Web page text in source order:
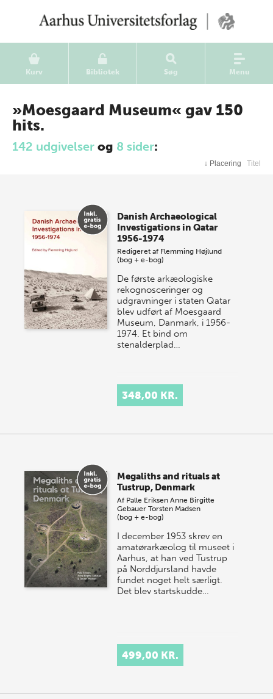
Kurv Bibliotek Søg Menu
»Moesgaard Museum« gav 150
hits.
142 udgivelser og 8 sider:
↓ Placering Titel
Danish Archaeological
Investigations in Qatar
1956-1974
Redigeret af Flemming Højlund
(bog + e-bog)
De første arkæologiske
rekognosceringer og
udgravninger i staten Qatar
blev udført af Moesgaard
Museum, Danmark, i 1956-
1974. Et bind om
stenalderplad…
348,00 KR.
Megaliths and rituals at
Tustrup, Denmark
Af Palle Eriksen Anne Birgitte
Gebauer Torsten Madsen
(bog + e-bog)
I december 1953 skrev en
amatørarkæolog til museet i
Aarhus, at han ved Tustrup
på Norddjursland havde
fundet noget helt særligt.
Det blev startskudde…
499,00 KR.